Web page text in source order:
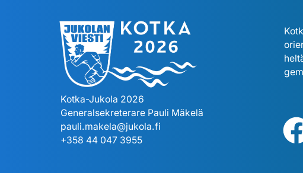
Kotka-Jukola 2026
Generalsekreterare Pauli Mäkelä
pauli.makela@jukola.fi
+358 44 047 3955